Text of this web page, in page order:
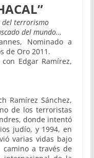
del terrorismo
del mundo…
Nominado a
de Oro 2011.
Edgar Ramírez,
Ramírez Sánchez,
de los terroristas
donde intentó
judío, y 1994, en
varias vidas bajo
camino a través de